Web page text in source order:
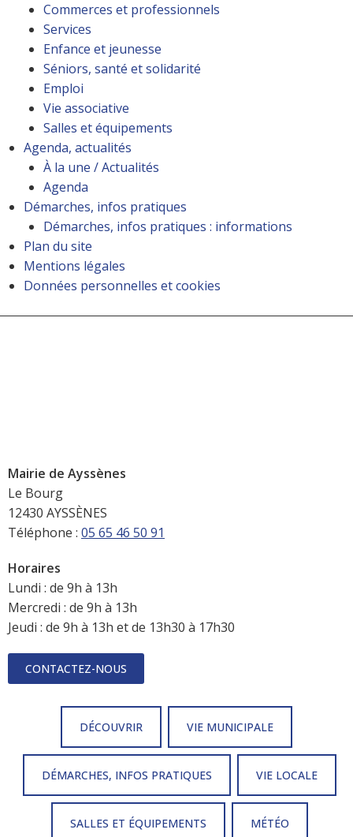
Commerces et professionnels
Services
Enfance et jeunesse
Séniors, santé et solidarité
Emploi
Vie associative
Salles et équipements
Agenda, actualités
À la une / Actualités
Agenda
Démarches, infos pratiques
Démarches, infos pratiques : informations
Plan du site
Mentions légales
Données personnelles et cookies
Mairie de Ayssènes
Le Bourg
12430 AYSSÈNES
Téléphone : 05 65 46 50 91
Horaires
Lundi : de 9h à 13h
Mercredi : de 9h à 13h
Jeudi : de 9h à 13h et de 13h30 à 17h30
CONTACTEZ-NOUS
DÉCOUVRIR VIE MUNICIPALE
DÉMARCHES, INFOS PRATIQUES VIE LOCALE
SALLES ET ÉQUIPEMENTS MÉTÉO